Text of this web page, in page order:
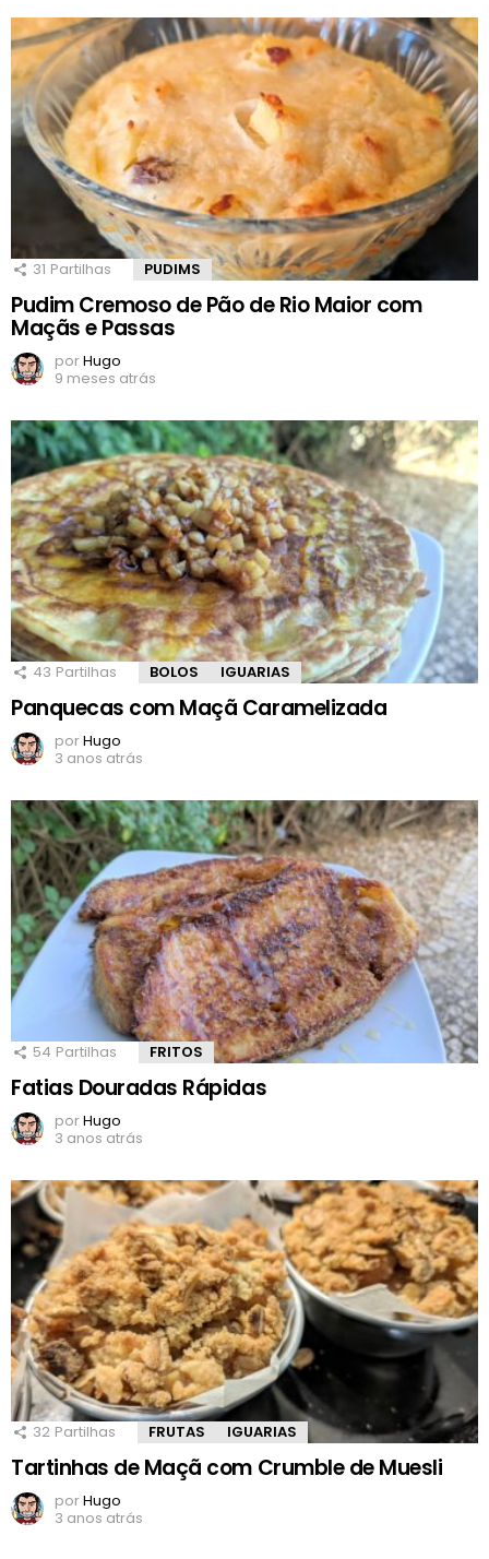
31 Partilhas PUDIMS
Pudim Cremoso de Pão de Rio Maior com
Maçãs e Passas
porHugo
9 meses atrás
43 Partilhas BOLOS IGUARIAS
Panquecas com Maçã Caramelizada
porHugo
3 anos atrás
54 Partilhas FRITOS
Fatias Douradas Rápidas
porHugo
3 anos atrás
32 Partilhas FRUTAS IGUARIAS
Tartinhas de Maçã com Crumble de Muesli
porHugo
3 anos atrás